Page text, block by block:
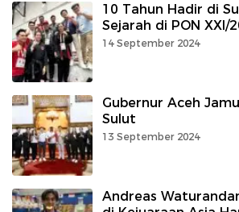
10 Tahun Hadir di
Sejarah di PON XXI/
14 September 2024
Gubernur Aceh
Sulut
13 September 2024
Andreas